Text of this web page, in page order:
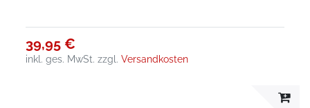
39,95 €
inkl. ges. MwSt. zzgl.Versandkosten